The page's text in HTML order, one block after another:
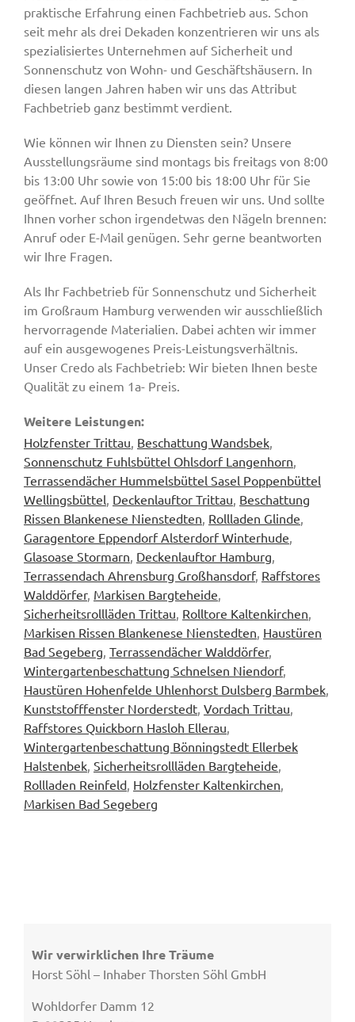
praktische Erfahrung einen Fachbetrieb aus. Schon
seit mehr als drei Dekaden konzentrieren wir uns als
spezialisiertes Unternehmen auf Sicherheit und
Sonnenschutz von Wohn- und Geschäftshäusern. In
diesen langen Jahren haben wir uns das Attribut
Fachbetrieb ganz bestimmt verdient.
Wie können wir Ihnen zu Diensten sein? Unsere
Ausstellungsräume sind montags bis freitags von 8:00
bis 13:00 Uhr sowie von 15:00 bis 18:00 Uhr für Sie
geöffnet. Auf Ihren Besuch freuen wir uns. Und sollte
Ihnen vorher schon irgendetwas den Nägeln brennen:
Anruf oder E-Mail genügen. Sehr gerne beantworten
wir Ihre Fragen.
Als Ihr Fachbetrieb für Sonnenschutz und Sicherheit
im Großraum Hamburg verwenden wir ausschließlich
hervorragende Materialien. Dabei achten wir immer
auf ein ausgewogenes Preis-Leistungsverhältnis.
Unser Credo als Fachbetrieb: Wir bieten Ihnen beste
Qualität zu einem 1a- Preis.
Weitere Leistungen:
Holzfenster Trittau Beschattung Wandsbek
Sonnenschutz Fuhlsbüttel Ohlsdorf Langenhorn
Terrassendächer Hummelsbüttel Sasel Poppenbüttel
Wellingsbüttel Deckenlauftor Trittau Beschattung
Rissen Blankenese Nienstedten Rollladen Glinde
Garagentore Eppendorf Alsterdorf Winterhude
Glasoase Stormarn Deckenlauftor Hamburg
Terrassendach Ahrensburg Großhansdorf, Raffstores
Walddörfer, Markisen Bargteheide
Sicherheitsrollläden Trittau Rolltore Kaltenkirchen
Markisen Rissen Blankenese Nienstedten Haustüren
Bad Segeberg Terrassendächer Walddörfer,
Wintergartenbeschattung Schnelsen Niendorf,
Haustüren Hohenfelde Uhlenhorst Dulsberg Barmbek
Kunststofffenster Norderstedt Vordach Trittau
Raffstores Quickborn Hasloh Ellerau
Wintergartenbeschattung Bönningstedt Ellerbek
Halstenbek Sicherheitsrollläden Bargteheide
Rollladen Reinfeld Holzfenster Kaltenkirchen
Markisen Bad Segeberg
Wir verwirklichen Ihre Träume
Horst Söhl – Inhaber Thorsten Söhl GmbH
Wohldorfer Damm 12